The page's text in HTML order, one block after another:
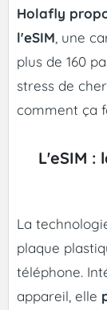
Holafly
l'eSIM , une
plus de 160
stress de
comment ça
L'eSIM :
La
plaque
téléphone.
appareil, elle